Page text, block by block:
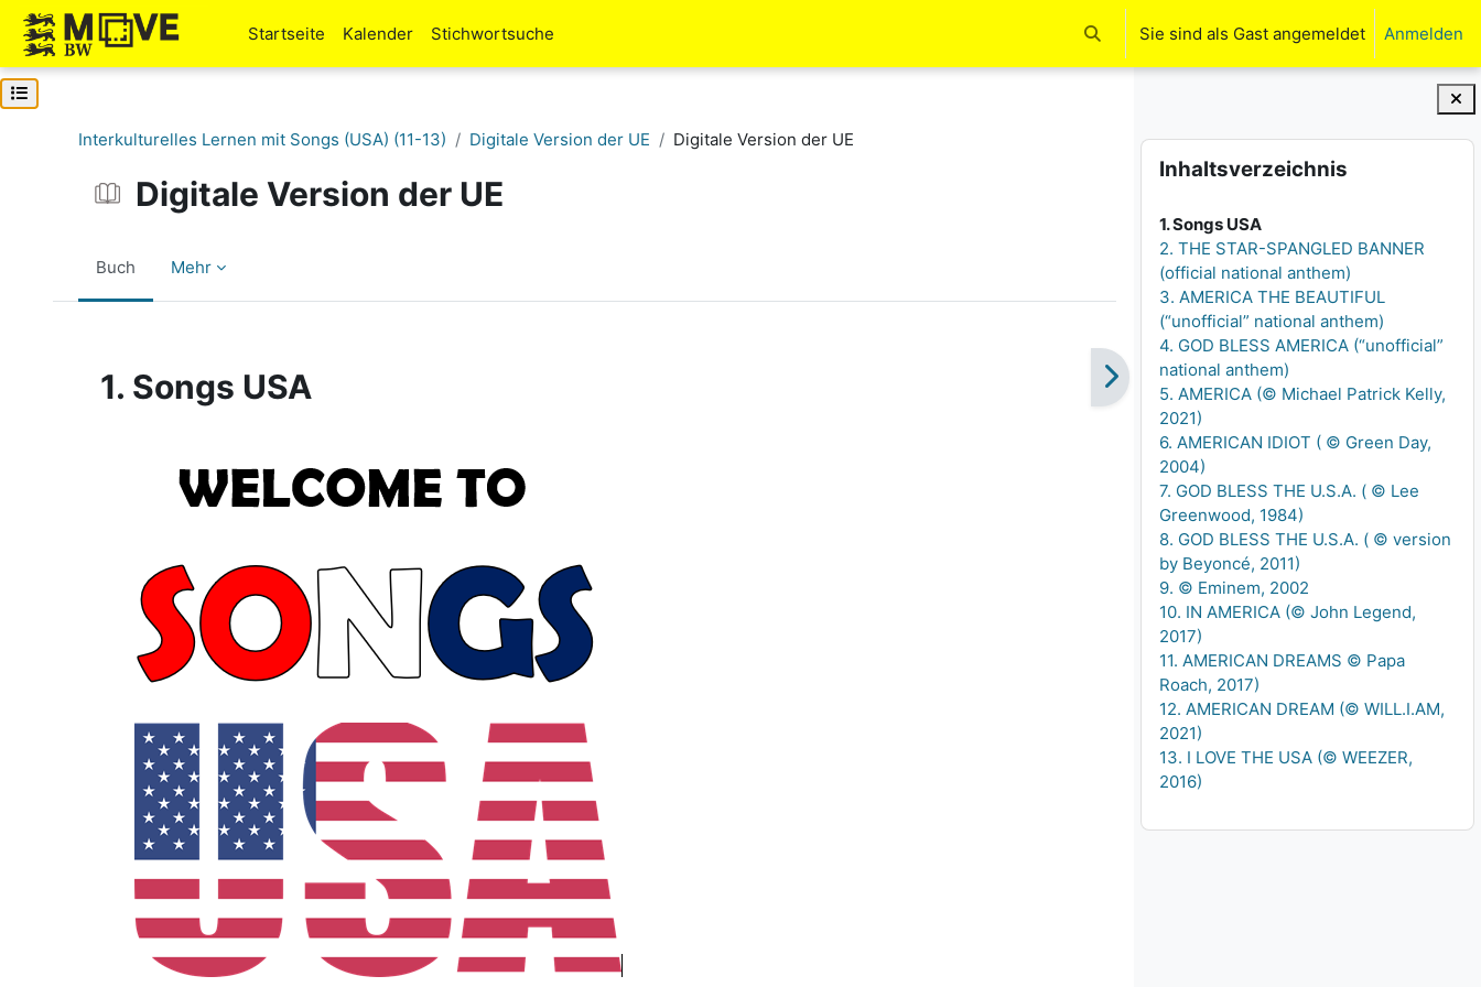
Zum Hauptinhalt
Startseite
Kalender Stichwortsuche Sucheingabe umschalten
Sie sind als Gast angemeldet Anmelden
Blöcke
Inhaltsverzeichnis überspringen
Inhaltsverzeichnis
1. Songs USA
2. THE STAR-SPANGLED BANNER
(official national anthem)
3. AMERICA THE BEAUTIFUL
(“unofficial” national anthem)
4. GOD BLESS AMERICA (“unofficial”
national anthem)
5. AMERICA (© Michael Patrick Kelly,
2021)
6. AMERICAN IDIOT ( © Green Day,
2004)
7. GOD BLESS THE U.S.A. ( © Lee
Greenwood, 1984)
8. GOD BLESS THE U.S.A. ( © version
by Beyoncé, 2011)
9. © Eminem, 2002
10. IN AMERICA (© John Legend,
2017)
11. AMERICAN DREAMS © Papa
Roach, 2017)
12. AMERICAN DREAM (© WILL.I.AM,
2021)
13. I LOVE THE USA (© WEEZER,
2016)
Kursindex öffnen
Interkulturelles Lernen mit Songs (USA) (11-13) Digitale Version der UE Digitale Version der UE
Digitale Version der UE
Buch Mehr
1. Songs USA